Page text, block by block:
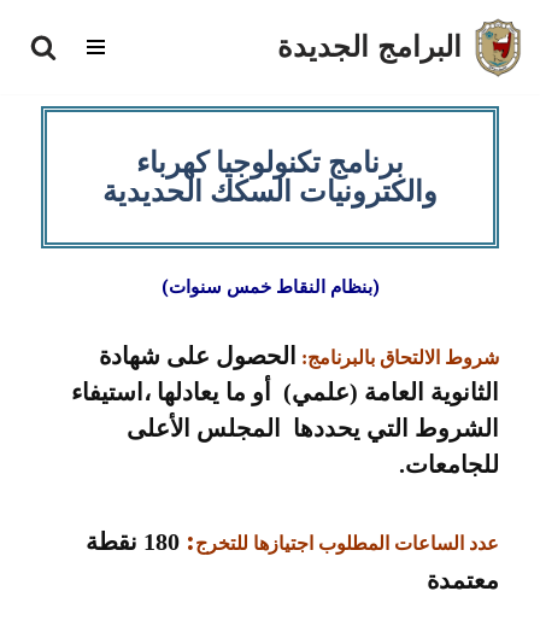
تخطى
البرامج الجديدة
برنامج تكنولوجيا كهرباء
والكترونيات السكك الحديدية
(بنظام النقاط خمس سنوات)
شروط الالتحاق بالبرنامج:
الحصول على شهادة
الثانوية العامة (علمي) أو ما يعادلها ،استيفاء
الشروط التي يحددها المجلس الأعلى
للجامعات.
عدد الساعات المطلوب اجتيازها للتخرج:
180 نقطة
معتمدة